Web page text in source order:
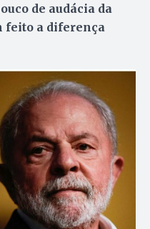
de audácia da
feito a diferença